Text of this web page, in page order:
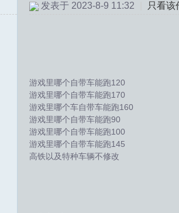
发表于 2023-8-9 11:32 只看该
游戏里哪个自带车能跑120
游戏里哪个自带车能跑170
游戏里哪个车自带车能跑160
游戏里哪个自带车能跑90
游戏里哪个自带车能跑100
游戏里哪个自带车能跑145
高铁以及特种车辆不修改